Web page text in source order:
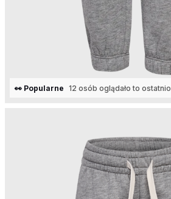
👀 Popularne 12 osób oglądało to ostatnio